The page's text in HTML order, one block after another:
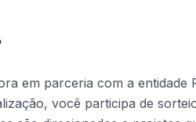
em parceria com a
você participa de